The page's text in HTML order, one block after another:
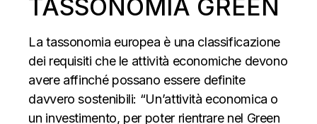
TASSONOMIA GREEN
La tassonomia europea è una classificazione
dei requisiti che le attività economiche devono
avere affinché possano essere definite
davvero sostenibili: “Un’attività economica o
un investimento, per poter rientrare nel Green